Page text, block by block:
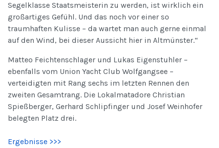
Segelklasse Staatsmeisterin zu werden, ist wirklich ein
großartiges Gefühl. Und das noch vor einer so
traumhaften Kulisse – da wartet man auch gerne einmal
auf den Wind, bei dieser Aussicht hier in Altmünster.“
Matteo Feichtenschlager und Lukas Eigenstuhler –
ebenfalls vom Union Yacht Club Wolfgangsee –
verteidigten mit Rang sechs im letzten Rennen den
zweiten Gesamtrang. Die Lokalmatadore Christian
Spießberger, Gerhard Schlipfinger und Josef Weinhofer
belegten Platz drei.
Ergebnisse >>>